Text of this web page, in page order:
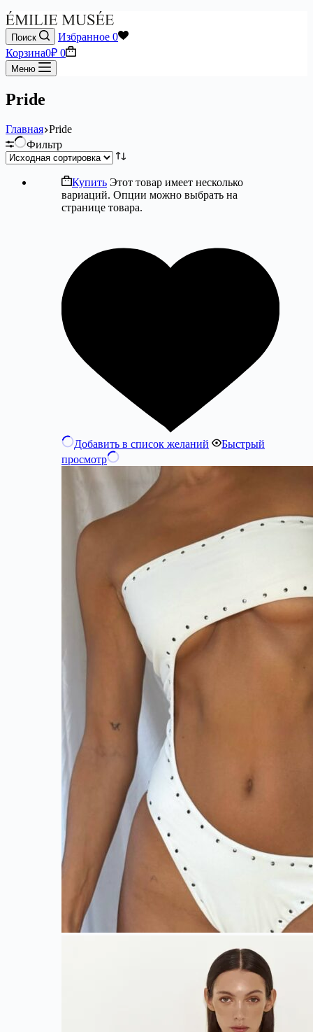
Поиск Избранное 0
Корзина0₽ 0
Меню
Pride
Главная Pride
Фильтр
Купить Этот товар имеет несколько
вариаций. Опции можно выбрать на
странице товара.
Добавить в список желаний
Быстрый
просмотр